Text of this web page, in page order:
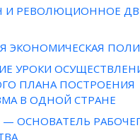
И РЕВОЛЮЦИОННОЕ
ЭКОНОМИЧЕСКАЯ
УРОКИ
ПЛАНА ПОСТРОЕНИЯ
В ОДНОЙ СТРАНЕ
— ОСНОВАТЕЛЬ